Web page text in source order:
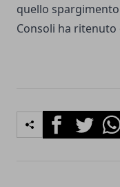
quello
Consoli ha
FacebookTwitter